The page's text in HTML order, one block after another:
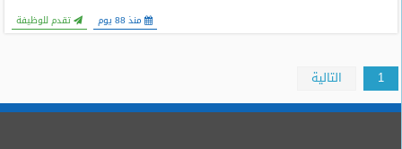
منذ 88 يوم تقدم للوظيفة
1 التالية